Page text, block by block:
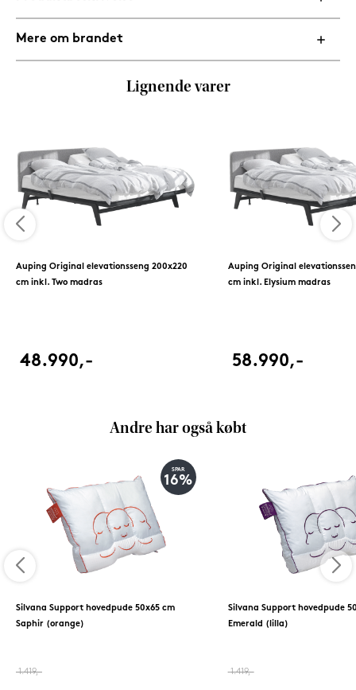
Mere om brandet
Lignende varer
Auping Original elevationsseng 200x220
cm inkl. Two madras
48.990,-
Auping Original
cm inkl. Elysium madras
58.990,-
Andre har også købt
SPAR
16%
Silvana Support hovedpude 50x65 cm
Saphir (orange)
1.419,-
Silvana Support hovedpude
Emerald (lilla)
1.419,-